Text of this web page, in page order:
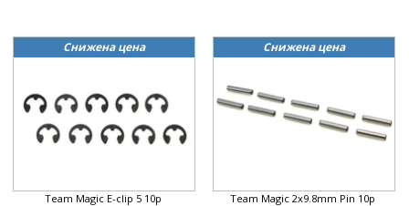
Снижена цена
Team Magic E-clip 5 10p
Снижена цена
Team Magic 2x9.8mm Pin 10p